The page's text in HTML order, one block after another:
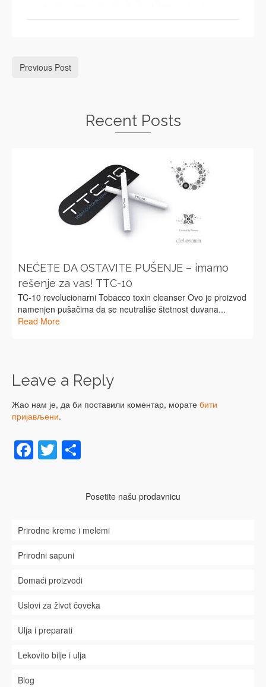
Previous Post
Recent Posts
NEĆETE DA OSTAVITE PUŠENJE – imamo
rešenje za vas! TTC-10
TC-10 revolucionarni Tobacco toxin cleanser Ovo je proizvod
namenjen pušačima da se neutrališe štetnost duvana...
Read More
Leave a Reply
Жао нам је, да би поставили коментар, морате бити
пријављени.
Facebook
Twitter
Posetite našu prodavnicu
Prirodne kreme i melemi
Prirodni sapuni
Domaći proizvodi
Uslovi za život čoveka
Ulja i preparati
Lekovito bilje i ulja
Blog